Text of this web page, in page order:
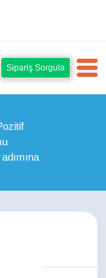
Sipariş Sorgula